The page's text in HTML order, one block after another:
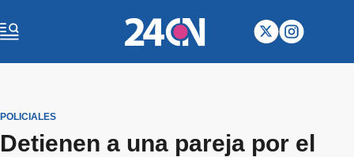
POLICIALES
Detienen a una pareja por el